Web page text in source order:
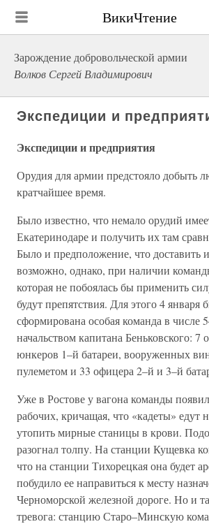
ВикиЧтение
Зарождение добровольческой армии
Волков Сергей Владимирович
Экспедиции и
Экспедиции и предприятия
Орудия для армии предстояло добыть
кратчайшее время.
Было известно, что немало орудий
Екатеринодаре и получить их там
Было и предположение, что доставить
возможно, однако, при наличии
которая не побоялась бы применить
будут препятствия. Для этого 4 января
сформирована особая команда в числе
начальством капитана Беньковского: 7
юнкеров 1–й батареи, вооруженных
пулеметом и 33 офицера 2–й и 3–й
Уже в Ростове у вагона команды
рабочих, кричащая, что «кадеты» едут
утопить мирные станицы в крови.
разогнал толпу. На станции Кущевка
что на станции Тихорецкая она будет
побудило ее направиться к месту
Черноморской железной дороге. Но и
тревога: станцию Старо–Минскую